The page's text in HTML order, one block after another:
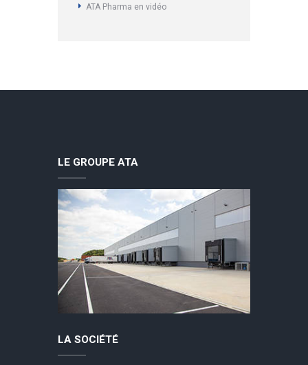
ATA Pharma en vidéo
LE GROUPE ATA
LA SOCIÉTÉ